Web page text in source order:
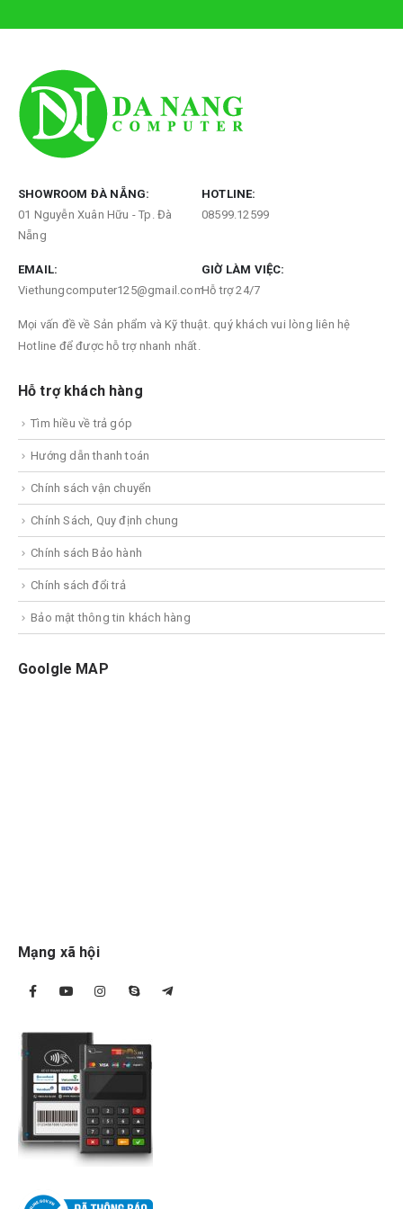
SHOWROOM ĐÀ NẴNG:
01 Nguyễn Xuân Hữu - Tp. Đà
Nẵng
HOTLINE:
08599.12599
EMAIL:
Viethungcomputer125@gmail.com
GIỜ LÀM VIỆC:
Hỗ trợ 24/7
Mọi vấn đề về Sản phẩm và Kỹ thuật. quý khách vui lòng liên hệ
Hotline để được hỗ trợ nhanh nhất.
Hỗ trợ khách hàng
Tìm hiều về trả góp
Hướng dẫn thanh toán
Chính sách vận chuyển
Chính Sách, Quy định chung
Chính sách Bảo hành
Chính sách đổi trả
Bảo mật thông tin khách hàng
Goolgle MAP
Mạng xã hội